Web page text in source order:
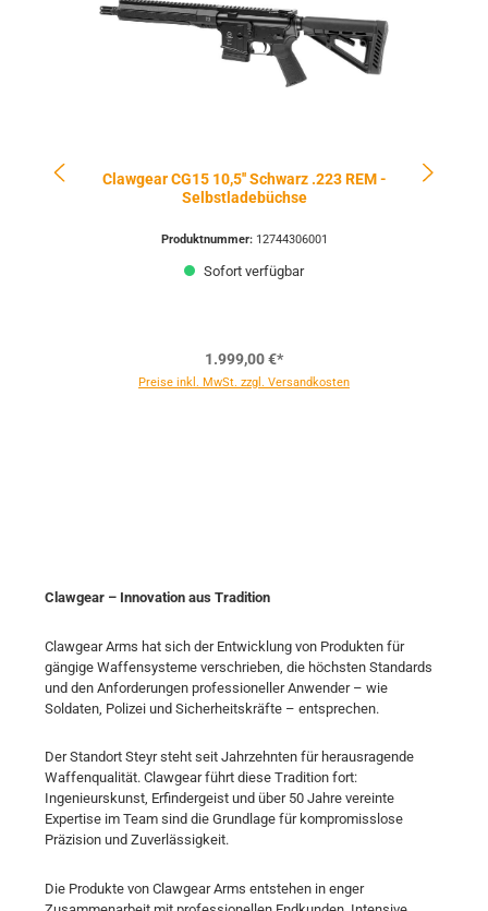
Clawgear CG15 10,5'' Schwarz .223 REM -
Selbstladebüchse
Produktnummer: 12744306001
Sofort verfügbar
1.999,00 €*
Preise inkl. MwSt. zzgl. Versandkosten
Clawgear – Innovation aus Tradition
Clawgear Arms hat sich der Entwicklung von Produkten für
gängige Waffensysteme verschrieben, die höchsten Standards
und den Anforderungen professioneller Anwender – wie
Soldaten, Polizei und Sicherheitskräfte – entsprechen.
Der Standort Steyr steht seit Jahrzehnten für herausragende
Waffenqualität. Clawgear führt diese Tradition fort:
Ingenieurskunst, Erfindergeist und über 50 Jahre vereinte
Expertise im Team sind die Grundlage für kompromisslose
Präzision und Zuverlässigkeit.
Die Produkte von Clawgear Arms entstehen in enger